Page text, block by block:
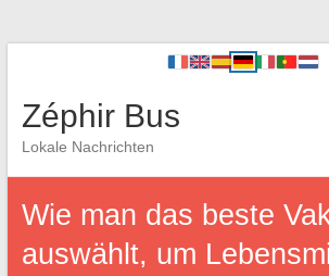
Zéphir Bus
Lokale Nachrichten
Wie man das beste
auswählt, um